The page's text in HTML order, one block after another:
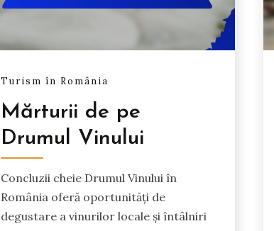
Turism în România
Mărturii de pe
Drumul Vinului
Concluzii cheie Drumul Vinului în
România oferă oportunități de
degustare a vinurilor locale și întâlniri